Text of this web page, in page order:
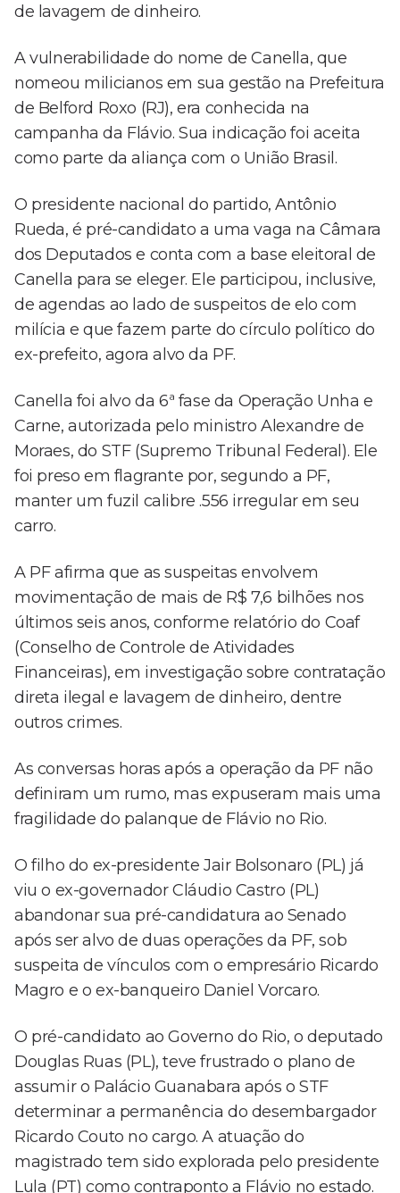
de lavagem de dinheiro.
A vulnerabilidade do nome de Canella, que
nomeou milicianos em sua gestão na Prefeitura
de Belford Roxo (RJ), era conhecida na
campanha da Flávio. Sua indicação foi aceita
como parte da aliança com o União Brasil.
O presidente nacional do partido, Antônio
Rueda, é pré-candidato a uma vaga na Câmara
dos Deputados e conta com a base eleitoral de
Canella para se eleger. Ele participou, inclusive,
de agendas ao lado de suspeitos de elo com
milícia e que fazem parte do círculo político do
ex-prefeito, agora alvo da PF.
Canella foi alvo da 6ª fase da Operação Unha e
Carne, autorizada pelo ministro Alexandre de
Moraes, do STF (Supremo Tribunal Federal). Ele
foi preso em flagrante por, segundo a PF,
manter um fuzil calibre .556 irregular em seu
carro.
A PF afirma que as suspeitas envolvem
movimentação de mais de R$ 7,6 bilhões nos
últimos seis anos, conforme relatório do Coaf
(Conselho de Controle de Atividades
Financeiras), em investigação sobre contratação
direta ilegal e lavagem de dinheiro, dentre
outros crimes.
As conversas horas após a operação da PF não
definiram um rumo, mas expuseram mais uma
fragilidade do palanque de Flávio no Rio.
O filho do ex-presidente Jair Bolsonaro (PL) já
viu o ex-governador Cláudio Castro (PL)
abandonar sua pré-candidatura ao Senado
após ser alvo de duas operações da PF, sob
suspeita de vínculos com o empresário Ricardo
Magro e o ex-banqueiro Daniel Vorcaro.
O pré-candidato ao Governo do Rio, o deputado
Douglas Ruas (PL), teve frustrado o plano de
assumir o Palácio Guanabara após o STF
determinar a permanência do desembargador
Ricardo Couto no cargo. A atuação do
magistrado tem sido explorada pelo presidente
Lula (PT) como contraponto a Flávio no estado.